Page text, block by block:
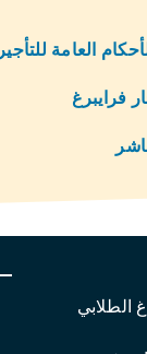
العامة للتأجير
فرايبرغ
الطلابي